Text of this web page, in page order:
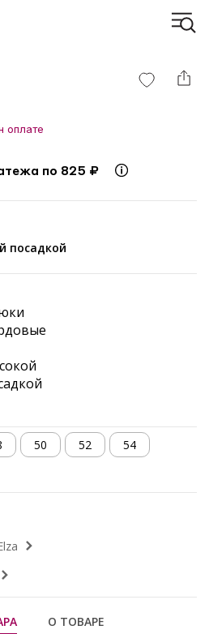
оплате
по 825 ₽
посадкой
50 52
54
О ТОВАРЕ